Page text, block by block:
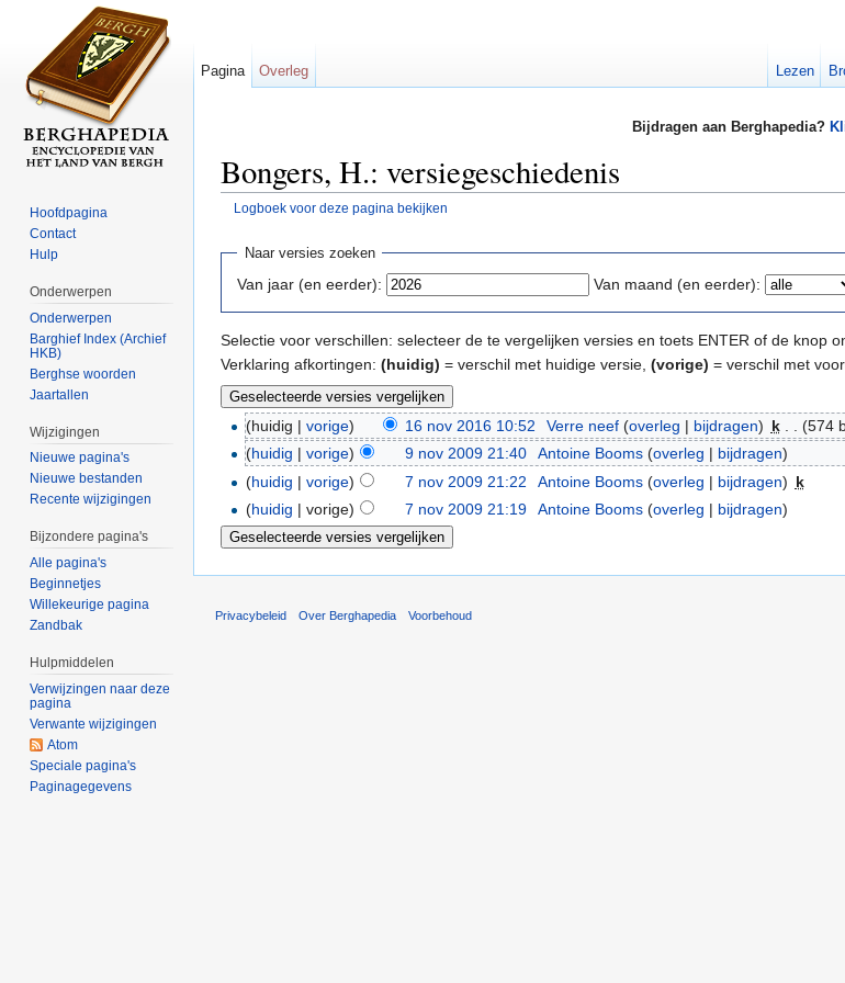
Bijdragen aan Berghapedia?
Bongers, H.: versiegeschiedenis
Logboek voor deze pagina bekijken
Naar versies zoeken
Van jaar (en eerder): Van maand (en eerder):
Selectie voor verschillen: selecteer de te vergelijken versies en toets ENTER of de knop
Verklaring afkortingen: (huidig) = verschil met huidige versie, (vorige) = verschil met
(huidig |vorige) 16 nov 2016 10:52 Verre neef (overleg | bijdragen) k (574
(huidig |vorige) 9 nov 2009 21:40 Antoine Booms (overleg | bijdragen)
(huidig |vorige) 7 nov 2009 21:22 Antoine Booms (overleg | bijdragen) k
(huidig | vorige) 7 nov 2009 21:19 Antoine Booms (overleg | bijdragen)
Pagina Overleg Lezen
Hoofdpagina
Contact
Hulp
Onderwerpen
Onderwerpen
Barghief Index (Archief
HKB)
Berghse woorden
Jaartallen
Wijzigingen
Nieuwe pagina's
Nieuwe bestanden
Recente wijzigingen
Bijzondere pagina's
Alle pagina's
Beginnetjes
Willekeurige pagina
Zandbak
Hulpmiddelen
Verwijzingen naar deze
pagina
Verwante wijzigingen
Atom
Speciale pagina's
Paginagegevens
Privacybeleid Over Berghapedia Voorbehoud